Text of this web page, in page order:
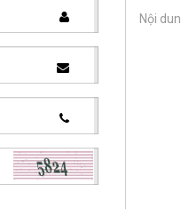
cấp và lắp đặt hệ thống đèn
luôn lấy chữ tín làm đầu"